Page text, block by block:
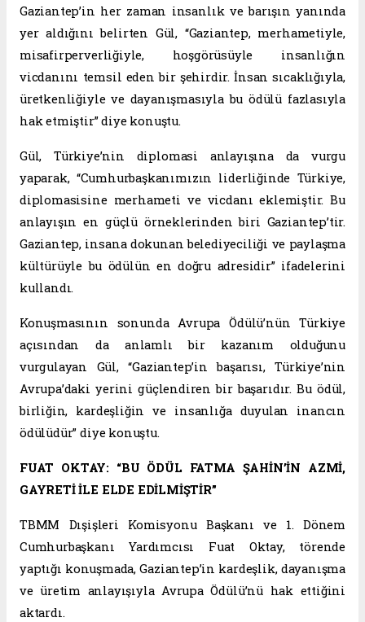
Gaziantep’in her zaman insanlık ve barışın yanında
yer aldığını belirten Gül, “Gaziantep, merhametiyle,
misafirperverliğiyle, hoşgörüsüyle insanlığın
vicdanını temsil eden bir şehirdir. İnsan sıcaklığıyla,
üretkenliğiyle ve dayanışmasıyla bu ödülü fazlasıyla
hak etmiştir” diye konuştu.
Gül, Türkiye’nin diplomasi anlayışına da vurgu
yaparak, “Cumhurbaşkanımızın liderliğinde Türkiye,
diplomasisine merhameti ve vicdanı eklemiştir. Bu
anlayışın en güçlü örneklerinden biri Gaziantep’tir.
Gaziantep, insana dokunan belediyeciliği ve paylaşma
kültürüyle bu ödülün en doğru adresidir” ifadelerini
kullandı.
Konuşmasının sonunda Avrupa Ödülü’nün Türkiye
açısından da anlamlı bir kazanım olduğunu
vurgulayan Gül, “Gaziantep’in başarısı, Türkiye’nin
Avrupa’daki yerini güçlendiren bir başarıdır. Bu ödül,
birliğin, kardeşliğin ve insanlığa duyulan inancın
ödülüdür” diye konuştu.
FUAT OKTAY: “BU ÖDÜL FATMA ŞAHİN’İN AZMİ,
GAYRETİ İLE ELDE EDİLMİŞTİR”
TBMM Dışişleri Komisyonu Başkanı ve 1. Dönem
Cumhurbaşkanı Yardımcısı Fuat Oktay, törende
yaptığı konuşmada, Gaziantep’in kardeşlik, dayanışma
ve üretim anlayışıyla Avrupa Ödülü’nü hak ettiğini
aktardı.